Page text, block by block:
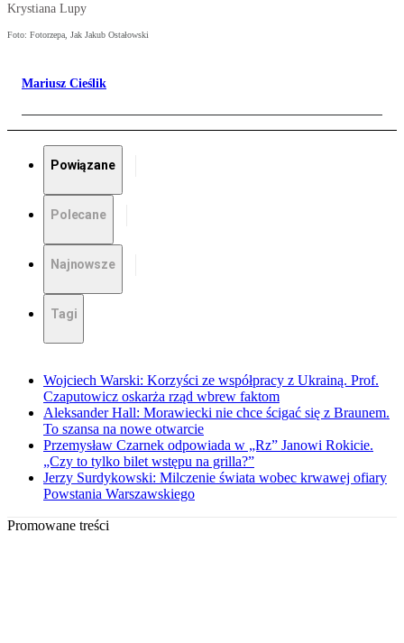
Krystiana Lupy
Foto: Fotorzepa, Jak Jakub Ostałowski
Mariusz Cieślik
Powiązane
Polecane
Najnowsze
Tagi
Wojciech Warski: Korzyści ze współpracy z Ukrainą. Prof.
Czaputowicz oskarża rząd wbrew faktom
Aleksander Hall: Morawiecki nie chce ścigać się z Braunem.
To szansa na nowe otwarcie
Przemysław Czarnek odpowiada w „Rz” Janowi Rokicie.
„Czy to tylko bilet wstępu na grilla?”
Jerzy Surdykowski: Milczenie świata wobec krwawej ofiary
Powstania Warszawskiego
Promowane treści